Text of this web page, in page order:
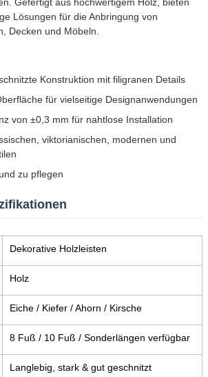
Lösungen für die Anbringung von
Decken und Möbeln.
Konstruktion mit filigranen Details
für vielseitige Designanwendungen
von ±0,3 mm für nahtlose Installation
viktorianischen, modernen und
zu pflegen
Dekorative Holzleisten
Holz
Eiche / Kiefer / Ahorn / Kirsche
8 Fuß / 10 Fuß / Sonderlängen verfügbar
Langlebig, stark & gut geschnitzt